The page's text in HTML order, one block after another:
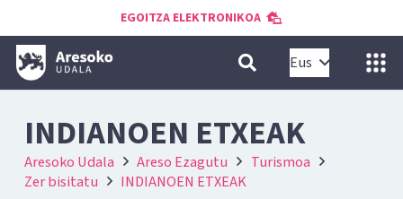
EGOITZA ELEKTRONIKOA
Eus
INDIANOEN ETXEAK
Aresoko Udala Areso Ezagutu
Turismoa
Zer bisitatu
INDIANOEN ETXEAK